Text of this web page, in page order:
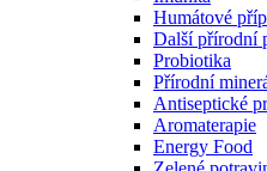
Humátové
Další přírodní
Probiotika
Přírodní
Antiseptické
Aromaterapie
Energy Food